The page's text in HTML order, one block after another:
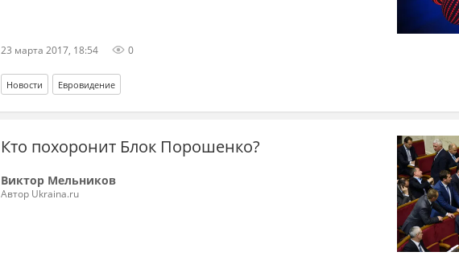
23 марта 2017, 18:54 0
Новости Евровидение
Кто похоронит Блок Порошенко?
Виктор Мельников
Автор Ukraina.ru